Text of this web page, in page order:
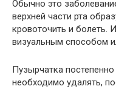
Обычно это
верхней части рта
кровоточить и болеть.
визуальным способом
Пузырчатка
необходимо удалять,